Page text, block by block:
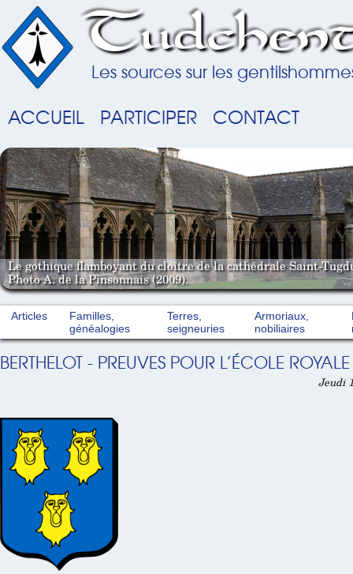
Les sources sur les
ACCUEIL PARTICIPER CONTACT
Le gothique flamboyant du cloître de la cathédrale Saint-
Photo A. de la Pinsonnais (2009).
Articles
Familles,
généalogies
Terres,
seigneuries
Armoriaux,
nobiliaires
BERTHELOT - PREUVES POUR L’ÉCOLE
Jeudi